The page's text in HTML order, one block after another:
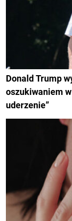
Donald Trump
oszukiwaniem
uderzenie”